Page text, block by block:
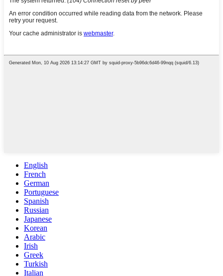
English
French
German
Portuguese
Spanish
Russian
Japanese
Korean
Arabic
Irish
Greek
Turkish
Italian